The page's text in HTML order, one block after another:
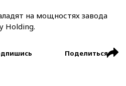
на мощностях завода
Holding.
Поделиться